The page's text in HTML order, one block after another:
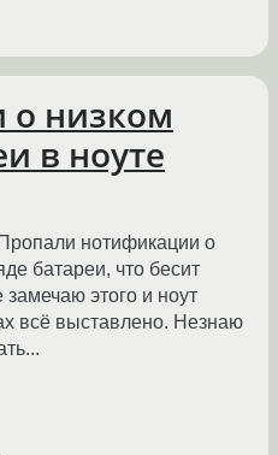
о низком
в ноуте
нотификации о
батареи, что бесит
замечаю этого и ноут
всё выставлено. Незнаю